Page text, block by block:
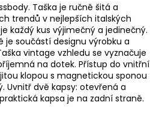
Taška je ručně šitá a
trendů v nejlepších italských
každý kus výjimečný a jedinečný.
je součástí designu výrobku a
vintage vzhledu se vyznačuje
na dotek. Přístup do vnitřní
klopou s magnetickou sponou
Uvnitř dvě kapsy: otevřená a
kapsa je na zadní straně.